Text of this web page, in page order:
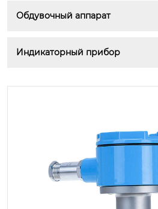
Обдувочный аппарат
Индикаторный прибор